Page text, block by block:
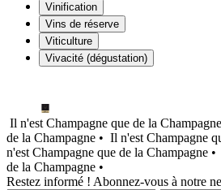
Vinification
Vins de réserve
Viticulture
Vivacité (dégustation)
Il n'est Champagne que de la
de la Champagne • Il n'est Champagne
n'est Champagne que de la Champagne •
de la Champagne •
Restez informé ! Abonnez-vous à notre